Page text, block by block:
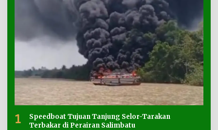
1
Speedboat Tujuan Tanjung Selor-Tarakan
Terbakar di Perairan Salimbatu